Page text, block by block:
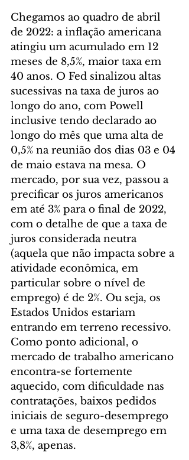
Chegamos ao quadro de abril
de 2022: a inflação americana
atingiu um acumulado em 12
meses de 8,5%, maior taxa em
40 anos. O Fed sinalizou altas
sucessivas na taxa de juros ao
longo do ano, com Powell
inclusive tendo declarado ao
longo do mês que uma alta de
0,5% na reunião dos dias 03 e 04
de maio estava na mesa. O
mercado, por sua vez, passou a
precificar os juros americanos
em até 3% para o final de 2022,
com o detalhe de que a taxa de
juros considerada neutra
(aquela que não impacta sobre a
atividade econômica, em
particular sobre o nível de
emprego) é de 2%. Ou seja, os
Estados Unidos estariam
entrando em terreno recessivo.
Como ponto adicional, o
mercado de trabalho americano
encontra-se fortemente
aquecido, com dificuldade nas
contratações, baixos pedidos
iniciais de seguro-desemprego
e uma taxa de desemprego em
3,8%, apenas.